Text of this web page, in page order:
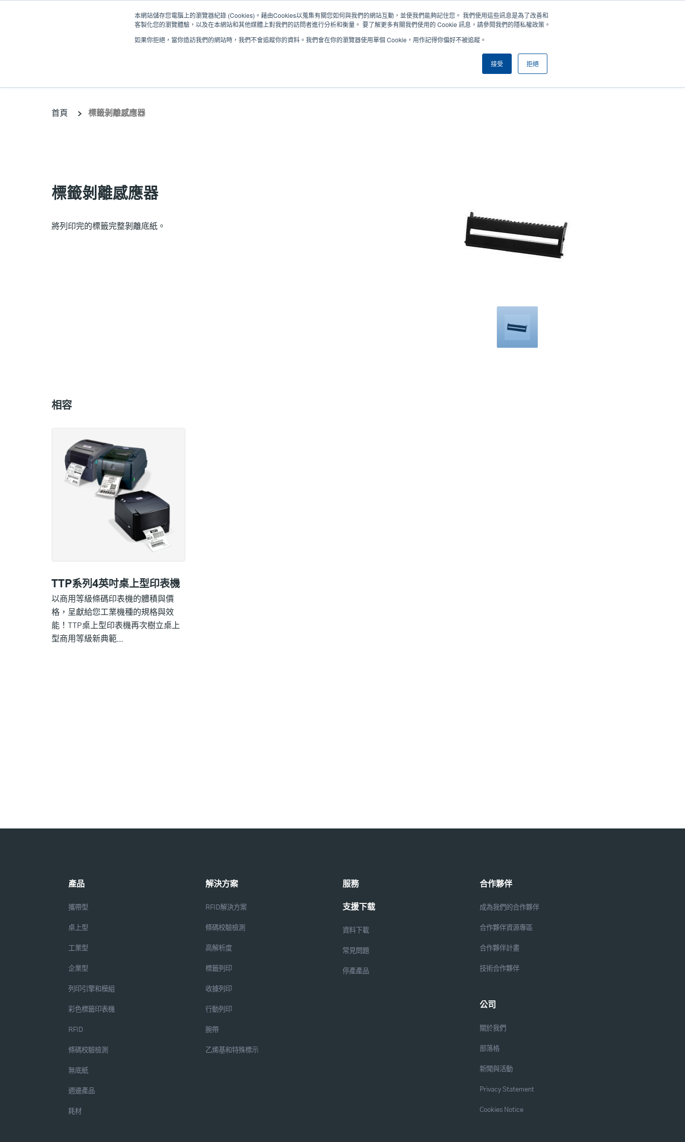
本網站儲存您電腦上的瀏覽器紀錄 (Cookies)。藉由Cookies以蒐集有關您如何與我們的網站互動，並使我們能夠記住您。 我們使用這些訊息是為了改善和
客製化您的瀏覽體驗，以及在本網站和其他媒體上對我們的訪問者進行分析和衡量。 要了解更多有關我們使用的 Cookie 訊息，請參閱我們的隱私權政策。
如果你拒絕，當你造訪我們的網站時，我們不會追蹤你的資料。我們會在你的瀏覽器使用單個 Cookie，用作記得你偏好不被追蹤。
接受 拒絕
User
account
menu
新聞 公司
User
登錄/註冊
Header
首頁 標籤剝離感應器
標籤剝離感應器
將列印完的標籤完整剝離底紙。
with
相容
TTP系列4英吋桌上型印表機
以商用等級條碼印表機的體積與價
格，呈獻給您工業機種的規格與效
能！TTP桌上型印表機再次樹立桌上
型商用等級新典範…
產品
攜帶型
桌上型
工業型
企業型
列印引擎和模組
彩色標籤印表機
RFID
條碼校驗檢測
無底紙
週邊產品
耗材
解決方案
RFID解決方案
條碼校驗檢測
高解析度
標籤列印
收據列印
行動列印
腕帶
乙烯基和特殊標示
服務
支援下载
資料下載
常見問題
停產產品
合作夥伴
成為我們的合作夥伴
合作夥伴資源專區
合作夥伴計畫
技術合作夥伴
公司
關於我們
部落格
新聞與活動
Privacy Statement
Cookies Notice